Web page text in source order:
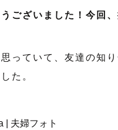
ございました！今回
っていて、友達の知
た。